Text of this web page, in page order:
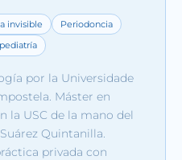
invisible
Periodoncia
por la Universidade
Máster en
la USC de la mano del
Quintanilla.
privada con